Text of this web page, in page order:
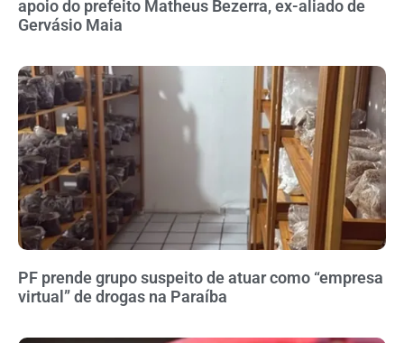
apoio do prefeito Matheus Bezerra, ex-aliado de
Gervásio Maia
PF prende grupo suspeito de atuar como “empresa
virtual” de drogas na Paraíba